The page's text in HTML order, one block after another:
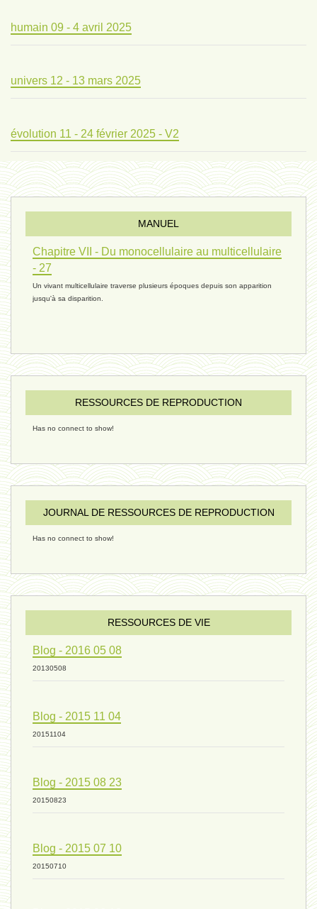
humain 09 - 4 avril 2025
univers 12 - 13 mars 2025
évolution 11 - 24 février 2025 - V2
évolution 10 - 4 février 2025
réconciliations 04 - 26 janvier
réchauffement 03 - 26 janvier 2025
ressources de vie 05 - 23 décembre
humain 08 - 16 décembre 2024
sexualité 06 - 9 octobre 2024
ressources de vie 04 - 26
mode de production industriel 01 -
MANUEL
Chapitre VII - Du monocellulaire au multicellulaire
- 27
Un vivant multicellulaire traverse plusieurs époques depuis son apparition
jusqu'à sa disparition.
RESSOURCES DE REPRODUCTION
Has no connect to show!
JOURNAL DE RESSOURCES DE REPRODUCTION
Has no connect to show!
RESSOURCES DE VIE
Blog - 2016 05 08
20130508
Blog - 2015 11 04
20151104
Blog - 2015 08 23
20150823
Blog - 2015 07 10
20150710